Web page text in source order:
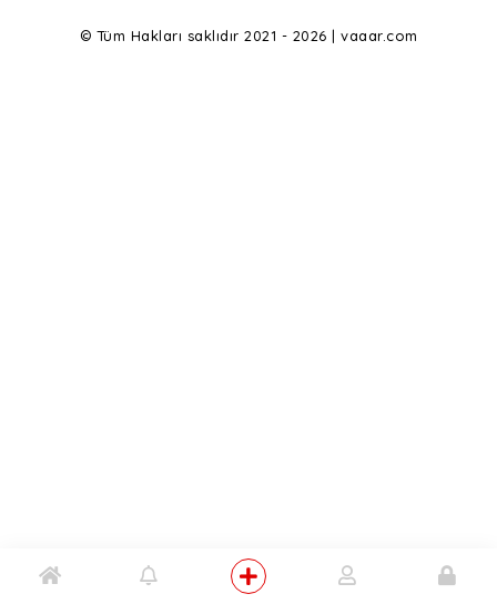
© Tüm Hakları saklıdır 2021 - 2026 | vaaar.com